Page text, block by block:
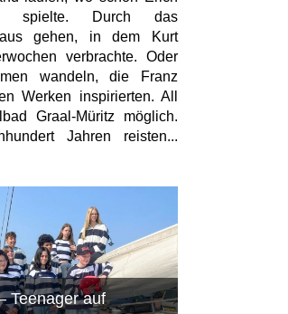
spielte. Durch das
gehen, in dem Kurt
verbrachte. Oder
wandeln, die Franz
Werken inspirierten. All
Graal-Müritz möglich.
Jahren reisten...
Teenager auf